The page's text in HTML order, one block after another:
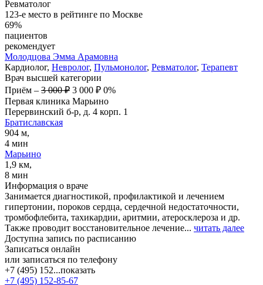
Ревматолог
123-е место в рейтинге по Москве
69%
пациентов
рекомендует
Молодцова Эмма Арамовна
Кардиолог, Невролог, Пульмонолог, Ревматолог, Терапевт
Врач высшей категории
Приём – 3 000 ₽ 3 000 ₽ 0%
Первая клиника Марьино
Перервинский б-р, д. 4 корп. 1
Братиславская
904 м,
4 мин
Марьино
1,9 км,
8 мин
Информация о враче
Занимается диагностикой, профилактикой и лечением
гипертонии, пороков сердца, сердечной недостаточности,
тромбофлебита, тахикардии, аритмии, атеросклероза и др.
Также проводит восстановительное лечение... читать далее
Доступна запись по расписанию
Записаться онлайн
или записаться по телефону
+7 (495) 152...показать
+7 (495) 152-85-67